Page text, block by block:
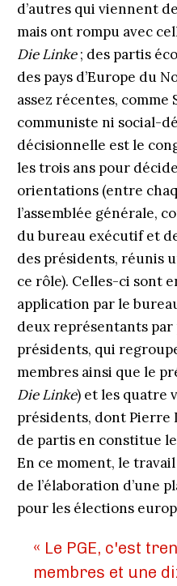
d’autres qui viennent
mais ont rompu avec
Die Linke; des partis
des pays d’Europe du
assez récentes, comme
communiste ni social-
décisionnelle est le
les trois ans pour
orientations (entre
l’assemblée générale,
du bureau exécutif et
des présidents, réunis
ce rôle). Celles-ci sont
application par le
deux représentants
présidents, qui
membres ainsi que le
Die Linke) et les quatre
présidents, dont Pierre
de partis en constitue
En ce moment, le
de l’élaboration d’une
pour les élections
« Le PGE, c'est
membres et une